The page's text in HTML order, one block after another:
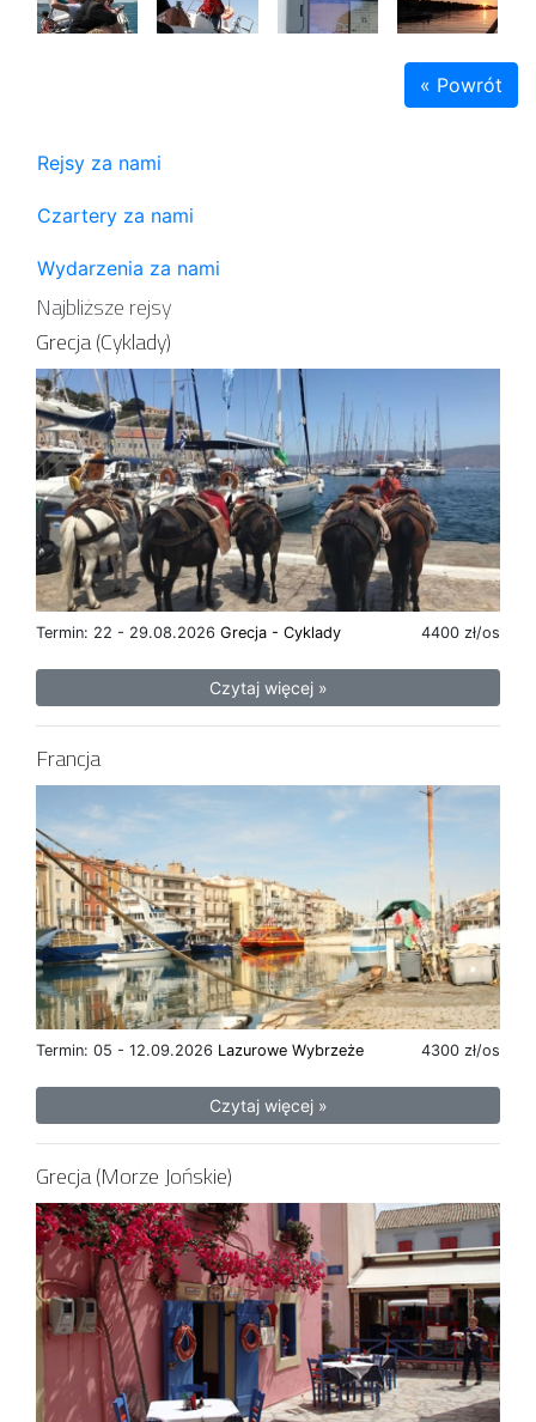
« Powrót
Rejsy za nami
Czartery za nami
Wydarzenia za nami
Najbliższe rejsy
Grecja (Cyklady)
Termin: 22 - 29.08.2026 4400 zł/os
Grecja - Cyklady
Czytaj więcej »
Francja
Termin: 05 - 12.09.2026 4300 zł/os
Lazurowe Wybrzeże
Czytaj więcej »
Grecja (Morze Jońskie)